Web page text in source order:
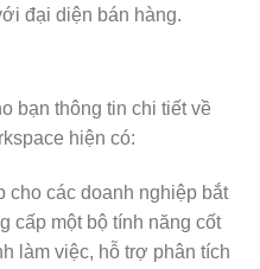
đại diện bán hàng.
bạn thông tin chi tiết về
hiện có:
cho các doanh nghiệp bắt
cấp một bộ tính năng cốt
làm việc, hỗ trợ phân tích